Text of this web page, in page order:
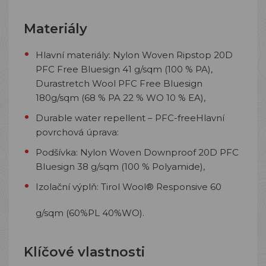
Materiály
Hlavní materiály: Nylon Woven Ripstop 20D
PFC Free Bluesign 41 g/sqm (100 % PA),
Durastretch Wool PFC Free Bluesign
180g/sqm (68 % PA 22 % WO 10 % EA),
Durable water repellent – PFC-freeHlavní
povrchová úprava:
Podšívka: Nylon Woven Downproof 20D PFC
Bluesign 38 g/sqm (100 % Polyamide),
Izolační výplň: Tirol Wool® Responsive 60
g/sqm (60%PL 40%WO).
Klíčové vlastnosti